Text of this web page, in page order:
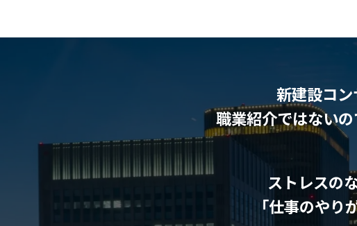
新建設コ
職業紹介ではない
ストレスの
「仕事のや